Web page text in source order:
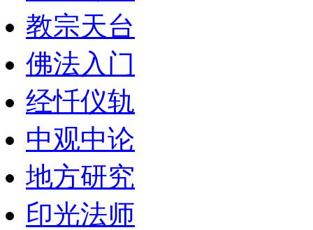
教宗天台
佛法入门
经忏仪轨
中观中论
地方研究
印光法师